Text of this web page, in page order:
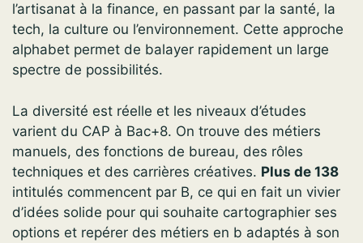
l’artisanat à la finance, en passant par la santé, la
tech, la culture ou l’environnement. Cette approche
alphabet permet de balayer rapidement un large
spectre de possibilités.
La diversité est réelle et les niveaux d’études
varient du CAP à Bac+8. On trouve des métiers
manuels, des fonctions de bureau, des rôles
techniques et des carrières créatives. Plus de 138
intitulés commencent par B, ce qui en fait un vivier
d’idées solide pour qui souhaite cartographier ses
options et repérer des métiers en b adaptés à son